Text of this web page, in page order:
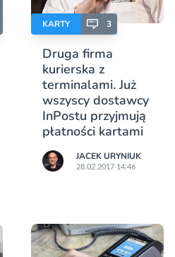
KARTY 3
Druga firma
kurierska z
terminalami. Już
wszyscy dostawcy
InPostu przyjmują
płatności kartami
JACEK URYNIUK
28.02.2017 14:46